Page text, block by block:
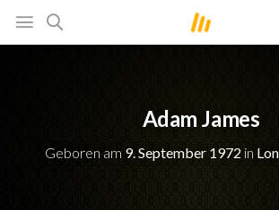
Adam James
Geboren am 9. September 1972 in